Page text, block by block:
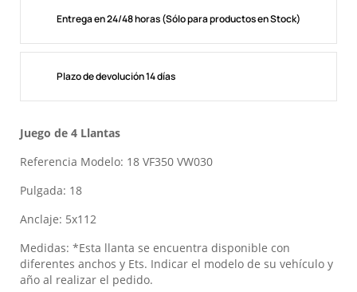
Entrega en 24/48 horas (Sólo para productos en Stock)
Plazo de devolución 14 días
Juego de 4 Llantas
Referencia Modelo: 18 VF350 VW030
Pulgada: 18
Anclaje: 5x112
Medidas: *Esta llanta se encuentra disponible con
diferentes anchos y Ets. Indicar el modelo de su vehículo y
año al realizar el pedido.